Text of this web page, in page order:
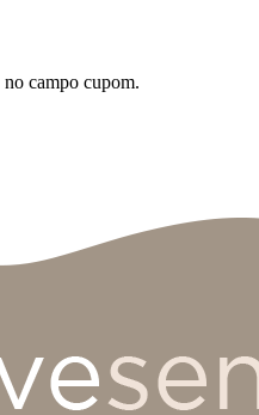
no campo cupom.